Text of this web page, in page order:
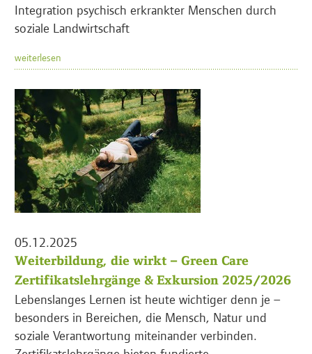
Integration psychisch erkrankter Menschen durch
soziale Landwirtschaft
weiterlesen
05.12.2025
Weiterbildung, die wirkt – Green Care
Zertifikatslehrgänge & Exkursion 2025/2026
Lebenslanges Lernen ist heute wichtiger denn je –
besonders in Bereichen, die Mensch, Natur und
soziale Verantwortung miteinander verbinden.